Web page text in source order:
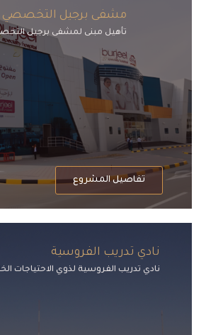
مشفى برجيل التخصصي
تأهيل مبنى لمشفى برجيل
تفاصيل المشروع
نادي تدريب الفروسية
نادي تدريب الفروسية لذوي الاحتياجات